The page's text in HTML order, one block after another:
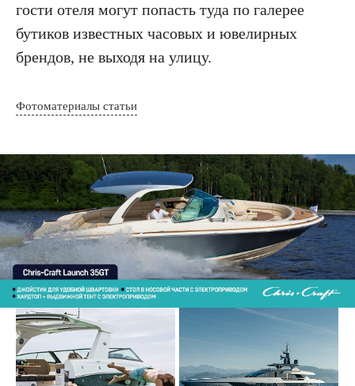
гости отеля могут попасть туда по галерее
бутиков известных часовых и ювелирных
брендов, не выходя на улицу.
Фотоматериалы статьи